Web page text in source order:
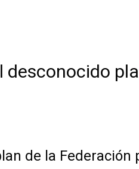
desconocido
de la